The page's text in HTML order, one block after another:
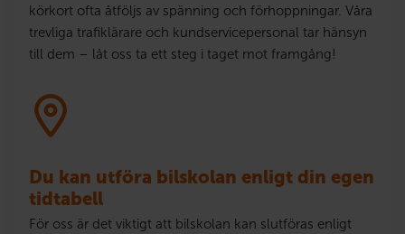
körkort ofta åtföljs av spänning och förhoppningar. Våra
trevliga trafiklärare och kundservicepersonal tar hänsyn
till dem – låt oss ta ett steg i taget mot framgång!
Du kan utföra bilskolan enligt din egen
tidtabell
För oss är det viktigt att bilskolan kan slutföras enligt